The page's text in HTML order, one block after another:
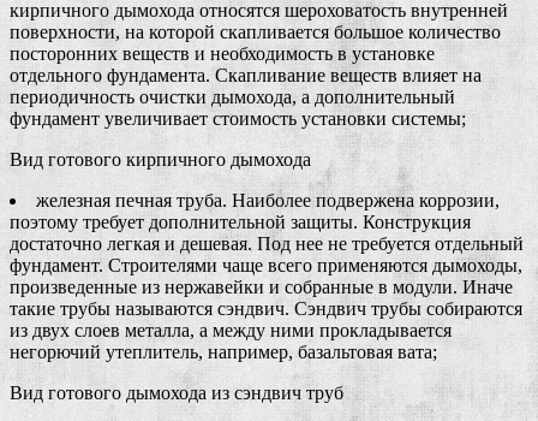
кирпичного дымохода относятся шероховатость внутренней
поверхности, на которой скапливается большое количество
посторонних веществ и необходимость в установке
отдельного фундамента. Скапливание веществ влияет на
периодичность очистки дымохода, а дополнительный
фундамент увеличивает стоимость установки системы;
Вид готового кирпичного дымохода
железная печная труба. Наиболее подвержена коррозии,
поэтому требует дополнительной защиты. Конструкция
достаточно легкая и дешевая. Под нее не требуется отдельный
фундамент. Строителями чаще всего применяются дымоходы,
произведенные из нержавейки и собранные в модули. Иначе
такие трубы называются сэндвич. Сэндвич трубы собираются
из двух слоев металла, а между ними прокладывается
негорючий утеплитель, например, базальтовая вата;
Вид готового дымохода из сэндвич труб